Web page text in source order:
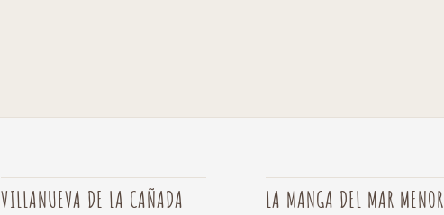
VILLANUEVA DE LA CAÑADA
LA MANGA DEL MAR MENOR